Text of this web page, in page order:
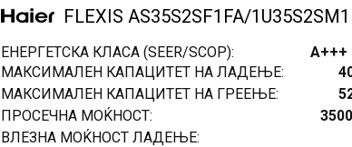
FLEXIS AS35S2SF1FA/
ЕНЕРГЕТСКА КЛАСА (SEER/SCOP):
A+++
МАКСИМАЛЕН КАПАЦИТЕТ НА ЛАДЕЊЕ:
МАКСИМАЛЕН КАПАЦИТЕТ НА ГРЕЕЊЕ:
ПРОСЕЧНА МОЌНОСТ:
ВЛЕЗНА МОЌНОСТ ЛАДЕЊЕ: